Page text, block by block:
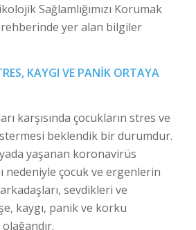
Sağlamlığımızı Korumak
yer alan bilgiler
KAYGI VE PANİK ORTAYA
karşısında çocukların stres ve
beklendik bir durumdur.
yaşanan koronavirüs
nedeniyle çocuk ve ergenlerin
sevdikleri ve
kaygı, panik ve korku